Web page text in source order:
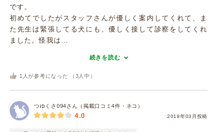
です。
初めてでしたがスタッフさんが優しく案内してくれて、ま
た先生は緊張してる犬にも、優しく接して診察をしてくれ
ました。怪我は...
続きを読む
1 人が参考になった （ 3 人中）
つゆくさ094さん（掲載口コミ4件・ネコ）
2019年03月投稿
4.0